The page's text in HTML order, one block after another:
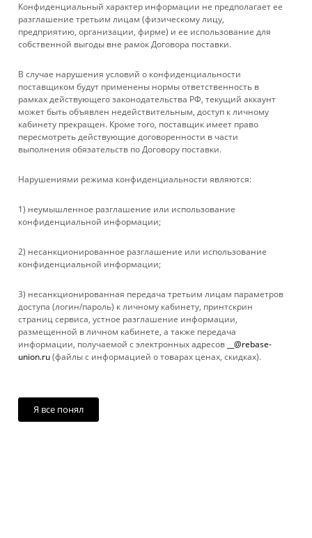
Станок д/о Makita 2704 N
Нет в наличии
УСЛУГИ
БРЕНДЫ
КОМПАНИЯ
ИНФОРМАЦИЯ
ПОМОЩЬ
Мы используем файлы cookie, разработанные нашими
специалистами и третьими лицами, для анализа событий на
нашем веб-сайте, что позволяет нам улучшать
взаимодействие с пользователями и обслуживание.
Продолжая просмотр страниц нашего сайта, вы принимаете
условия его использования. Более подробные сведения
Принимаю
Конфиденциальный характер информации не предполагает ее
разглашение третьим лицам (физическому лицу,
предприятию, организации, фирме) и ее использование для
собственной выгоды вне рамок Договора поставки.
В случае нарушения условий о конфиденциальности
поставщиком будут применены нормы ответственность в
рамках действующего законодательства РФ, текущий аккаунт
может быть объявлен недействительным, доступ к личному
кабинету прекращен. Кроме того, поставщик имеет право
пересмотреть действующие договоренности в части
выполнения обязательств по Договору поставки.
Нарушениями режима конфиденциальности являются:
1) неумышленное разглашение или использование
конфиденциальной информации;
2) несанкционированное разглашение или использование
конфиденциальной информации;
3) несанкционированная передача третьим лицам параметров
доступа (логин/пароль) к личному кабинету, принтскрин
страниц сервиса, устное разглашение информации,
размещенной в личном кабинете, а также передача
информации, получаемой с электронных адресов
__@rebase-
union.ru(файлы с информацией о товарах ценах, скидках).
Я все понял